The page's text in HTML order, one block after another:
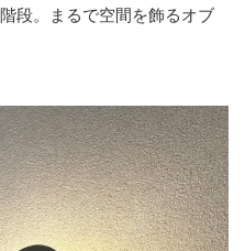
段。まるで空間を飾るオブ